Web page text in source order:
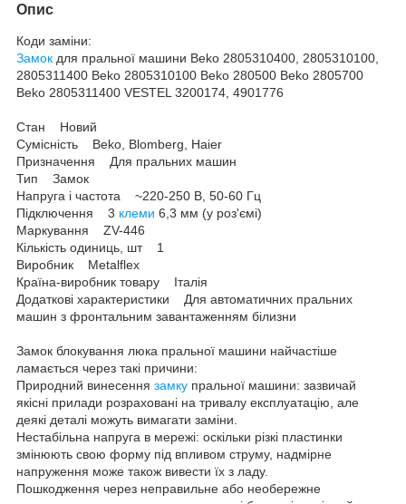
Опис
Коди заміни:
Замок для пральної машини Beko 2805310400, 2805310100,
2805311400 Beko 2805310100 Beko 280500 Beko 2805700
Beko 2805311400 VESTEL 3200174, 4901776
Стан Новий
Сумісність Beko, Blomberg, Haier
Призначення Для пральних машин
Тип Замок
Напруга і частота ~220-250 В, 50-60 Гц
Підключення 3 клеми 6,3 мм (у роз'ємі)
Маркування ZV-446
Кількість одиниць, шт 1
Виробник Metalflex
Країна-виробник товару Італія
Додаткові характеристики Для автоматичних пральних
машин з фронтальним завантаженням білизни
Замок блокування люка пральної машини найчастіше
ламається через такі причини:
Природний винесення замку пральної машини: зазвичай
якісні прилади розраховані на тривалу експлуатацію, але
деякі деталі можуть вимагати заміни.
Нестабільна напруга в мережі: оскільки різкі пластинки
змінюють свою форму під впливом струму, надмірне
напруження може також вивести їх з ладу.
Пошкодження через неправильне або необережне